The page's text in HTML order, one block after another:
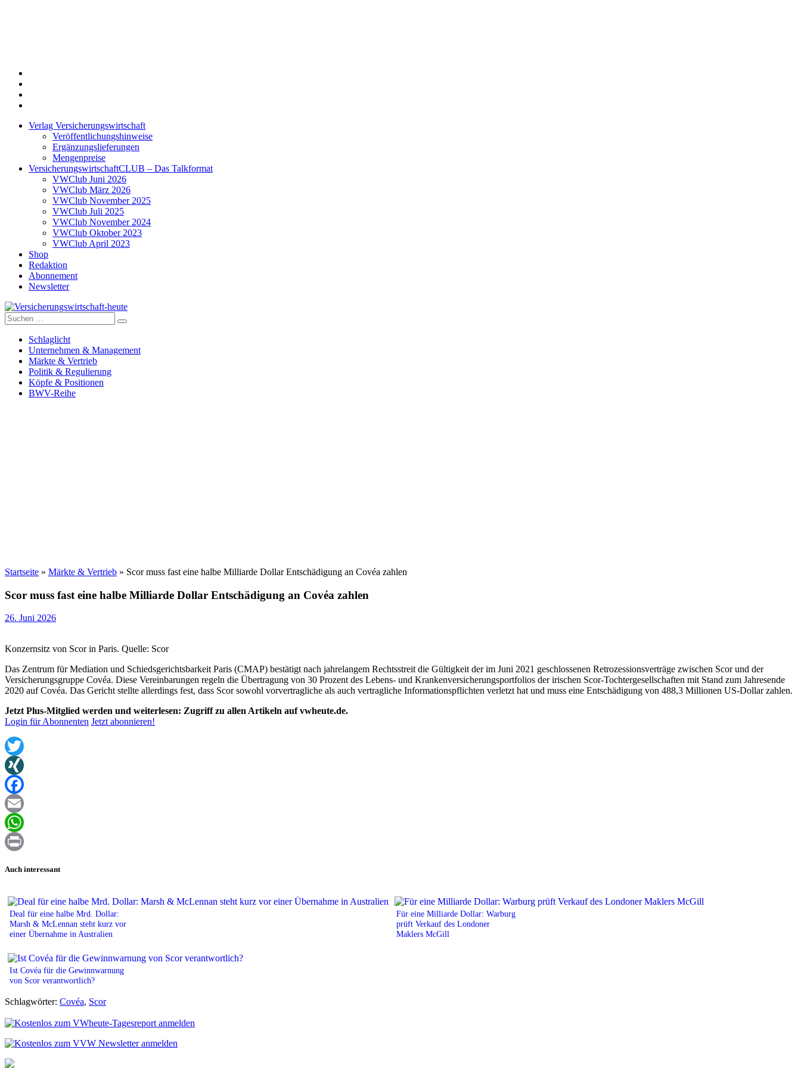
Verlag Versicherungswirtschaft
Veröffentlichungshinweise
Ergänzungslieferungen
Mengenpreise
VersicherungswirtschaftCLUB – Das Talkformat
VWClub Juni 2026
VWClub März 2026
VWClub November 2025
VWClub Juli 2025
VWClub November 2024
VWClub Oktober 2023
VWClub April 2023
Shop
Redaktion
Abonnement
Newsletter
Versicherungswirtschaft-heute
Suche
nach:
Schlaglicht
Unternehmen & Management
Märkte & Vertrieb
Politik & Regulierung
Köpfe & Positionen
BWV-Reihe
Startseite » Märkte & Vertrieb » Scor muss fast eine halbe Milliarde Dollar Entschädigung an Covéa zahlen
Scor muss fast eine halbe Milliarde Dollar Entschädigung an Covéa zahlen
26. Juni 2026
Konzernsitz von Scor in Paris. Quelle: Scor
Das Zentrum für Mediation und Schiedsgerichtsbarkeit Paris (CMAP) bestätigt nach jahrelangem Rechtsstreit die Gültigkeit der im Juni 2021 geschlossenen Retrozessionsverträge zwischen Scor und der
Versicherungsgruppe Covéa. Diese Vereinbarungen regeln die Übertragung von 30 Prozent des Lebens- und Krankenversicherungsportfolios der irischen Scor-Tochtergesellschaften mit Stand zum Jahresende
2020 auf Covéa. Das Gericht stellte allerdings fest, dass Scor sowohl vorvertragliche als auch vertragliche Informationspflichten verletzt hat und muss eine Entschädigung von 488,3 Millionen US-Dollar zahlen.
Jetzt Plus-Mitglied werden und weiterlesen: Zugriff zu allen Artikeln auf vwheute.de.
Login für Abonnenten Jetzt abonnieren!
Twitter
XING
Facebook
Email
WhatsApp
Auch interessant
Deal für eine halbe Mrd. Dollar:
Marsh & McLennan steht kurz vor
einer Übernahme in Australien
Für eine Milliarde Dollar: Warburg
prüft Verkauf des Londoner
Maklers McGill
Ist Covéa für die Gewinnwarnung
von Scor verantwortlich?
Schlagwörter: Covéa, Scor